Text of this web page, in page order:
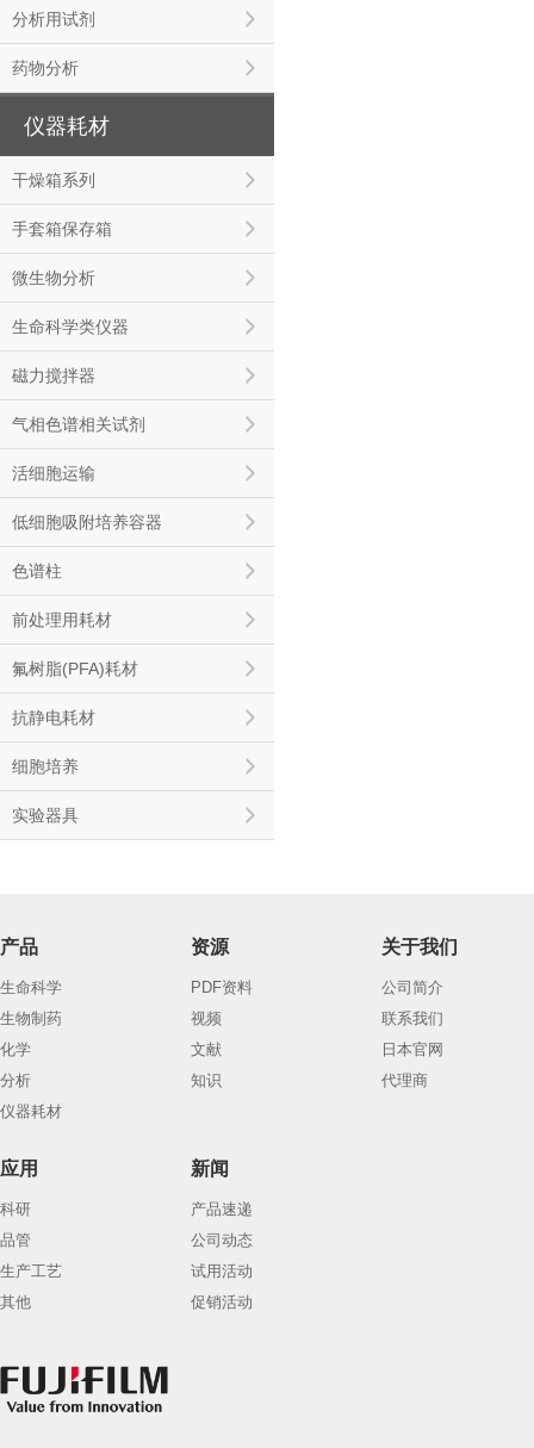
分析用试剂
药物分析
仪器耗材
干燥箱系列
手套箱保存箱
微生物分析
生命科学类仪器
磁力搅拌器
气相色谱相关试剂
活细胞运输
低细胞吸附培养容器
色谱柱
前处理用耗材
氟树脂(PFA)耗材
抗静电耗材
细胞培养
实验器具
产品
生命科学
生物制药
化学
分析
仪器耗材
资源
PDF资料
视频
文献
知识
关于我们
公司简介
联系我们
日本官网
代理商
应用
科研
品管
生产工艺
其他
新闻
产品速递
公司动态
试用活动
促销活动